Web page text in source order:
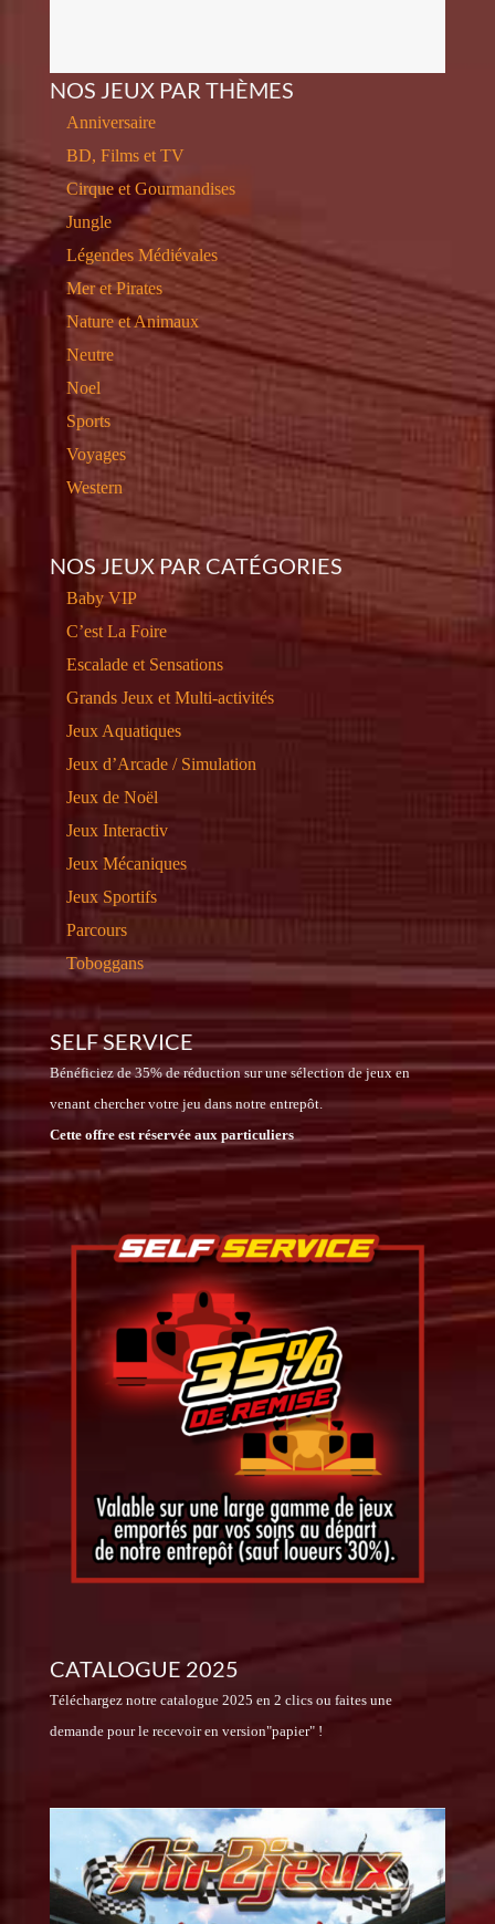
NOS JEUX PAR THÈMES
Anniversaire
BD, Films et TV
Cirque et Gourmandises
Jungle
Légendes Médiévales
Mer et Pirates
Nature et Animaux
Neutre
Noel
Sports
Voyages
Western
NOS JEUX PAR CATÉGORIES
Baby VIP
C’est La Foire
Escalade et Sensations
Grands Jeux et Multi-activités
Jeux Aquatiques
Jeux d’Arcade / Simulation
Jeux de Noël
Jeux Interactiv
Jeux Mécaniques
Jeux Sportifs
Parcours
Toboggans
SELF SERVICE
Bénéficiez de 35% de réduction sur une sélection de jeux en
venant chercher votre jeu dans notre entrepôt.
Cette offre est réservée aux particuliers
CATALOGUE 2025
Téléchargez notre catalogue 2025 en 2 clics ou faites une
demande pour le recevoir en version"papier" !